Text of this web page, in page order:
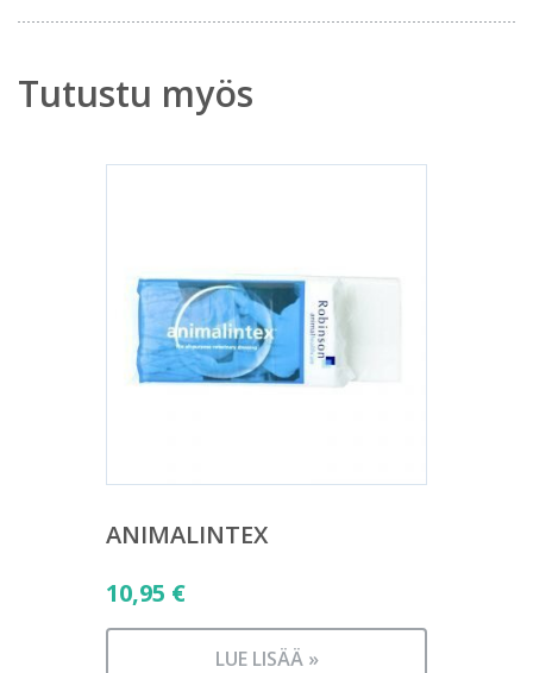
Tutustu myös
ANIMALINTEX
10,95 €
LUE LISÄÄ »